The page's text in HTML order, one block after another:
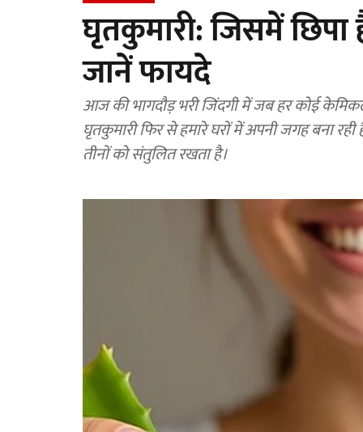
घृतकुमारी: जिसमें
जानें फायदे
आज की भागदौड़ भरी जिंदगी में जब हर कोई
घृतकुमारी फिर से हमारे घरों में अपनी जगह बना
तीनों को संतुलित रखता है।